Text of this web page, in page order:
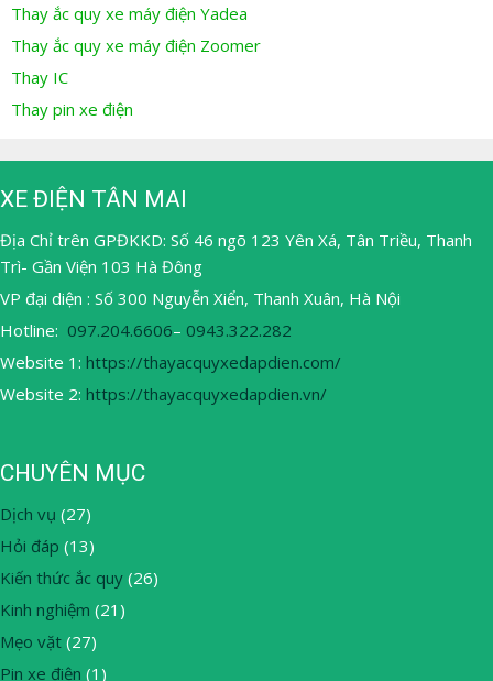
Thay ắc quy xe máy điện Yadea
Thay ắc quy xe máy điện Zoomer
Thay IC
Thay pin xe điện
XE ĐIỆN TÂN MAI
Địa Chỉ trên GPĐKKD: Số 46 ngõ 123 Yên Xá, Tân Triều, Thanh
Trì- Gần Viện 103 Hà Đông
VP đại diện : Số 300 Nguyễn Xiển, Thanh Xuân, Hà Nội
Hotline: 097.204.6606– 0943.322.282
Website 1: https://thayacquyxedapdien.com/
Website 2: https://thayacquyxedapdien.vn/
CHUYÊN MỤC
Dịch vụ (27)
Hỏi đáp (13)
Kiến thức ắc quy (26)
Kinh nghiệm (21)
Mẹo vặt (27)
Pin xe điện (1)